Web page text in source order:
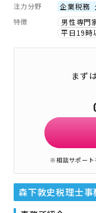
注力分野 企業税務
特徴 男性専門
平日19時
まず
※相談サポート
森下敦史税理士事